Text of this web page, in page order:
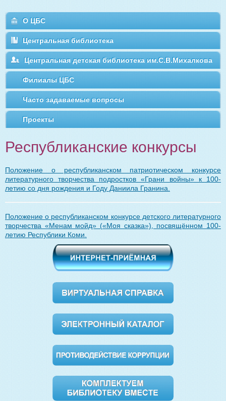
О ЦБС
Центральная библиотека
Центральная детская библиотека им.С.В.Михалкова
Филиалы ЦБС
Часто задаваемые вопросы
Проекты
Республиканские конкурсы
Положение о республиканском патриотическом конкурсе
литературного творчества подростков «Грани войны» к 100-
летию со дня рождения и Году Даниила Гранина.
Положение о республиканском конкурсе детского литературного
творчества «Менам мойд» («Моя сказка»), посвящённом 100-
летию Республики Коми.